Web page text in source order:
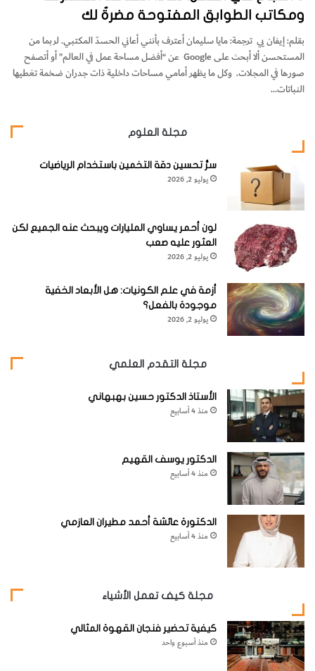
ومكاتب الطوابق المفتوحة مضرةٌ لك
بقلم: إيفان يي ترجمة: مايا سليمان أعترف بأنني أعاني الحسدَ المكتبي. لربما من
المستحسن ألا أبحث على Google عن “أفضل مساحة عمل في العالم” أو أتصفح
صورها في المجلات. وكل ما يظهر أمامي مساحات داخلية ذات جدران ضخمة تغطيها
النباتات…
مجلة العلوم
سرُّ تحسين دقة التخمين باستخدام الرياضيات
يوليو 2, 2026
لون أحمر يساوي المليارات ويبحث عنه الجميع لكن
العثور عليه صعب
يوليو 2, 2026
أزمة في علم الكونيات: هل الأبعاد الخفية
موجودة بالفعل؟
يوليو 2, 2026
مجلة التقدم العلمي
الأستاذ الدكتور حسين بهبهاني
منذ 4 أسابيع
الدكتور يوسف القهيم
منذ 4 أسابيع
الدكتورة عائشة أحمد مطيران العازمي
منذ 4 أسابيع
مجلة كيف تعمل الأشياء
كيفية تحضير فنجان القهوة المثالي
منذ أسبوع واحد